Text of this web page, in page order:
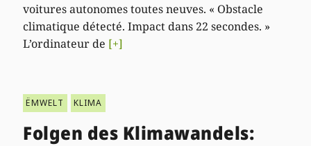
voitures autonomes toutes neuves. « Obstacle
climatique détecté. Impact dans 22 secondes. »
L’ordinateur de [+]
ËMWELT KLIMA
Folgen des Klimawandels: